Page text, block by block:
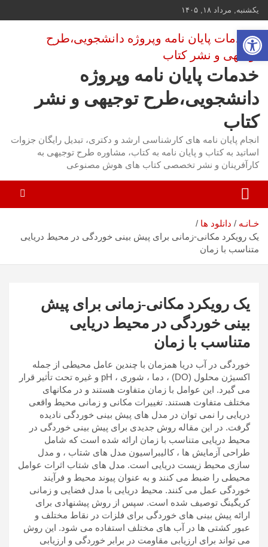
بروید
یکشنبه, مرداد ۱۸, ۱۴۰۵
خدمات پایان نامه وپروژه
دانشجویی،طرح توجیهی و نشر
کتاب
انجام پایان نامه های کارشناسی ارشد و دکتری، تبدیل رایگان جزوات
اساتید به کتاب و پایان نامه به کتاب، مشاوره طرح توجیهی به
کارآفرینان و نشر تخصصی کتاب های هوش مصنوعی
خـانـه دانلود ها
یک رویکرد مکانی-زمانی برای پیش بینی خوردگی در محیط دریایی
متناسب با زمان
یک رویکرد مکانی-زمانی برای پیش
بینی خوردگی در محیط دریایی
متناسب با زمان
خوردگی در آب دریا همزمان با چندین عامل محیطی از جمله
اکسیژن محلول (DO) ، دما ، شوری ، pH و غیره تحت تأثیر قرار
می گیرد. این عوامل با زمان متفاوت هستند و در مکانهای
مختلف متفاوت هستند. تغییرات مکانی و زمانی محیط واقعی
دریایی را نمی توان در مدل های پیش بینی خوردگی نادیده
گرفت. در این مقاله روش جدیدی برای پیش بینی خوردگی در
محیط دریایی متناسب با زمان ارائه شده است که شامل
طراحی آزمایش ها ، کالیبراسیون مدل های شتاب ، و مدل
سازی محیط زیست دریایی است. مدل های شتاب اثرات عوامل
محیطی را ضبط می کنند و به عنوان پیوند محیط و فرآیند
خوردگی عمل می کنند. محیط دریایی با مدل فضایی و زمانی
کریگینگ توصیف شده است. سپس از روش پیشنهادی برای
ارائه پیش بینی های خوردگی برای فلزات در نقاط مختلف و
عبور کشتی ها در آب های مختلف استفاده می شود. این روش
می تواند برای ارزیابی مقاومت در برابر خوردگی و ارزیابی
باز کردن نوار ابزار